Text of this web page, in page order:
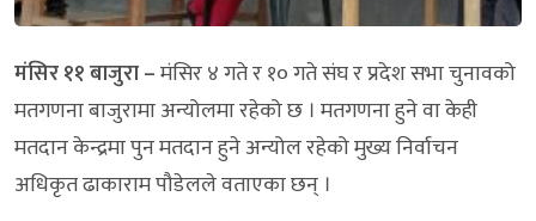
मंसिर ११ बाजुरा –मंसिर ४ गते र १० गते संघ र प्रदेश सभा चुनावको
मतगणना बाजुरामा अन्योलमा रहेको छ । मतगणना हुने वा केही
मतदान केन्द्रमा पुन मतदान हुने अन्योल रहेको मुख्य निर्वाचन
अधिकृत ढाकाराम पौडेलले वताएका छन् ।